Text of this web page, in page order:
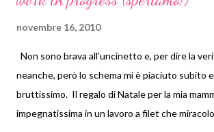
novembre 16, 2010
Non sono brava all'uncinetto e, per dire la
neanche, però lo schema mi è piaciuto subito
bruttissimo. Il regalo di Natale per la mia
impegnatissima in un lavoro a filet che